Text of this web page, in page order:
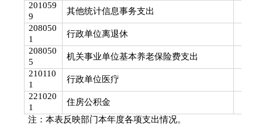
201059
9
其他统计信息事务支出
208050
1
行政单位离退休
208050
5
机关事业单位基本养老保险费支出
210110
1
行政单位医疗
221020
1
住房公积金
注：本表反映部门本年度各项支出情况。